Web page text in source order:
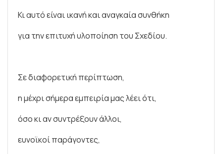
Κι αυτό είναι ικανή και αναγκαία συνθήκη
για την επιτυχή υλοποίηση του Σχεδίου.
Σε διαφορετική περίπτωση,
η μέχρι σήμερα εμπειρία μας λέει ότι,
όσο κι αν συντρέξουν άλλοι,
ευνοϊκοί παράγοντες,